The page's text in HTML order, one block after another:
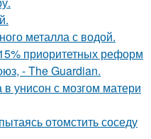
металла с водой.
приоритетных реформ
- The Guardian.
унисон с мозгом матери
отомстить соседу